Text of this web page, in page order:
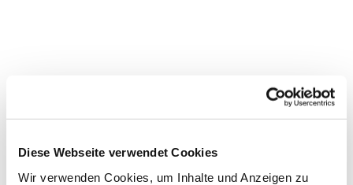
Diese Webseite verwendet Cookies
Wir verwenden Cookies, um Inhalte und Anzeigen zu